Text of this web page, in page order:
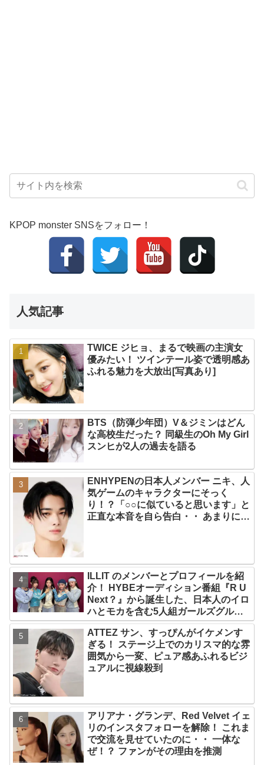
KPOP monster SNSをフォロー！
人気記事
TWICE ジヒョ、まるで映画の主演女
優みたい！ ツインテール姿で透明感あ
ふれる魅力を大放出[写真あり]
BTS（防弾少年団）V＆ジミンはどん
な高校生だった？ 同級生のOh My Girl
スンヒが2人の過去を語る
ENHYPENの日本人メンバー ニキ、人
気ゲームのキャラクターにそっく
り！？「○○に似ていると思います」と
正直な本音を自ら告白・・ あまりにも
ILLIT のメンバーとプロフィールを紹
介！ HYBEオーディション番組『R U
Next？』から誕生した、日本人のイロ
ハとモカを含む5人組ガールズグルー
プ！ デビュー曲「Magnetic」がいき
なりの大ヒット
ATTEZ サン、すっぴんがイケメンす
ぎる！ ステージ上でのカリスマ的な雰
囲気から一変、ピュア感あふれるビジ
ュアルに視線殺到
アリアナ・グランデ、Red Velvet イェ
リのインスタフォローを解除！ これま
で交流を見せていたのに・・ 一体な
ぜ！？ ファンがその理由を推測